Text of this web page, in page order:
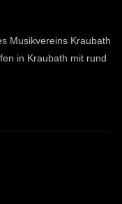
Musikvereins Kraubath
in Kraubath mit rund